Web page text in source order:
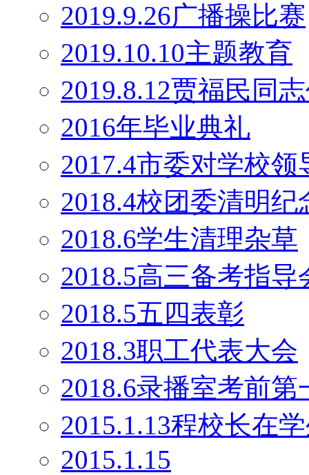
2019.9.26广播操比赛
2019.10.10主题教育
2019.8.12贾福民同
2016年毕业典礼
2017.4市委对学校
2018.4校团委清明纪
2018.6学生清理杂草
2018.5高三备考指导
2018.5五四表彰
2018.3职工代表大会
2018.6录播室考前第
2015.1.13程校长在
2015.1.15